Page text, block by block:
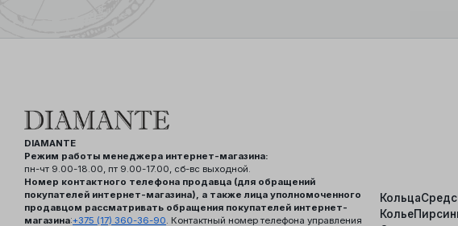
DIAMANTE
Режим работы менеджера интернет-магазина:
пн-чт 9.00-18.00, пт 9.00-17.00, сб-вс выходной.
Номер контактного телефона продавца (для обращений
покупателей интернет-магазина), а также лица уполномоченного
продавцом рассматривать обращения покупателей интернет-
магазина:+375 (17) 360-36-90 . Контактный номер телефона управления
Кольца
Колье